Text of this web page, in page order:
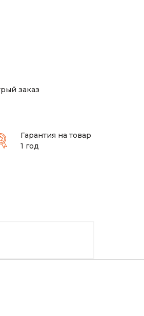
заказ
Гарантия на товар
1 год